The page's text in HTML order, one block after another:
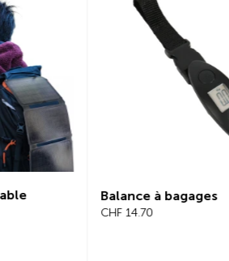
Campinglight 2-en-1
CHF 27.65